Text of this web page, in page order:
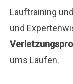
Lauftraining
und
ums Laufen.